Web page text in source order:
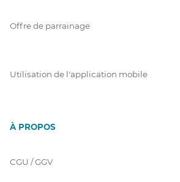
Offre de parrainage
Utilisation de l'application mobile
À PROPOS
CGU / GGV